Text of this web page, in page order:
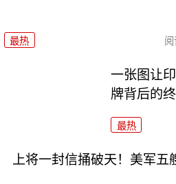
最热
一张图让
牌背后的
最热
上将一封信捅破天！美军五